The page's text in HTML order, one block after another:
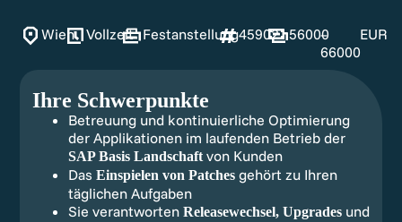
Wien Vollzeit Festanstellung45902 56000
–
66000
EUR
Ihre Schwerpunkte
Betreuung und kontinuierliche Optimierung
der Applikationen im laufenden Betrieb der
SAP Basis Landschaft von Kunden
Das Einspielen von Patches gehört zu Ihren
täglichen Aufgaben
Sie verantworten Releasewechsel, Upgrades und